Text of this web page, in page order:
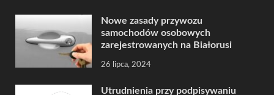
Nowe zasady przywozu
samochodów osobowych
zarejestrowanych na Białorusi
26 lipca, 2024
Utrudnienia przy podpisywaniu